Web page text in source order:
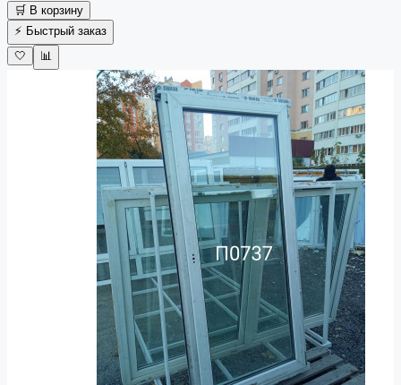
🛒 В корзину
⚡ Быстрый заказ
🤍
📊